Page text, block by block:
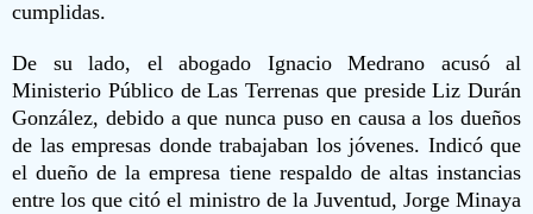
cumplidas.
De su lado, el abogado Ignacio Medrano acusó al
Ministerio Público de Las Terrenas que preside Liz Durán
González, debido a que nunca puso en causa a los dueños
de las empresas donde trabajaban los jóvenes. Indicó que
el dueño de la empresa tiene respaldo de altas instancias
entre los que citó el ministro de la Juventud, Jorge Minaya